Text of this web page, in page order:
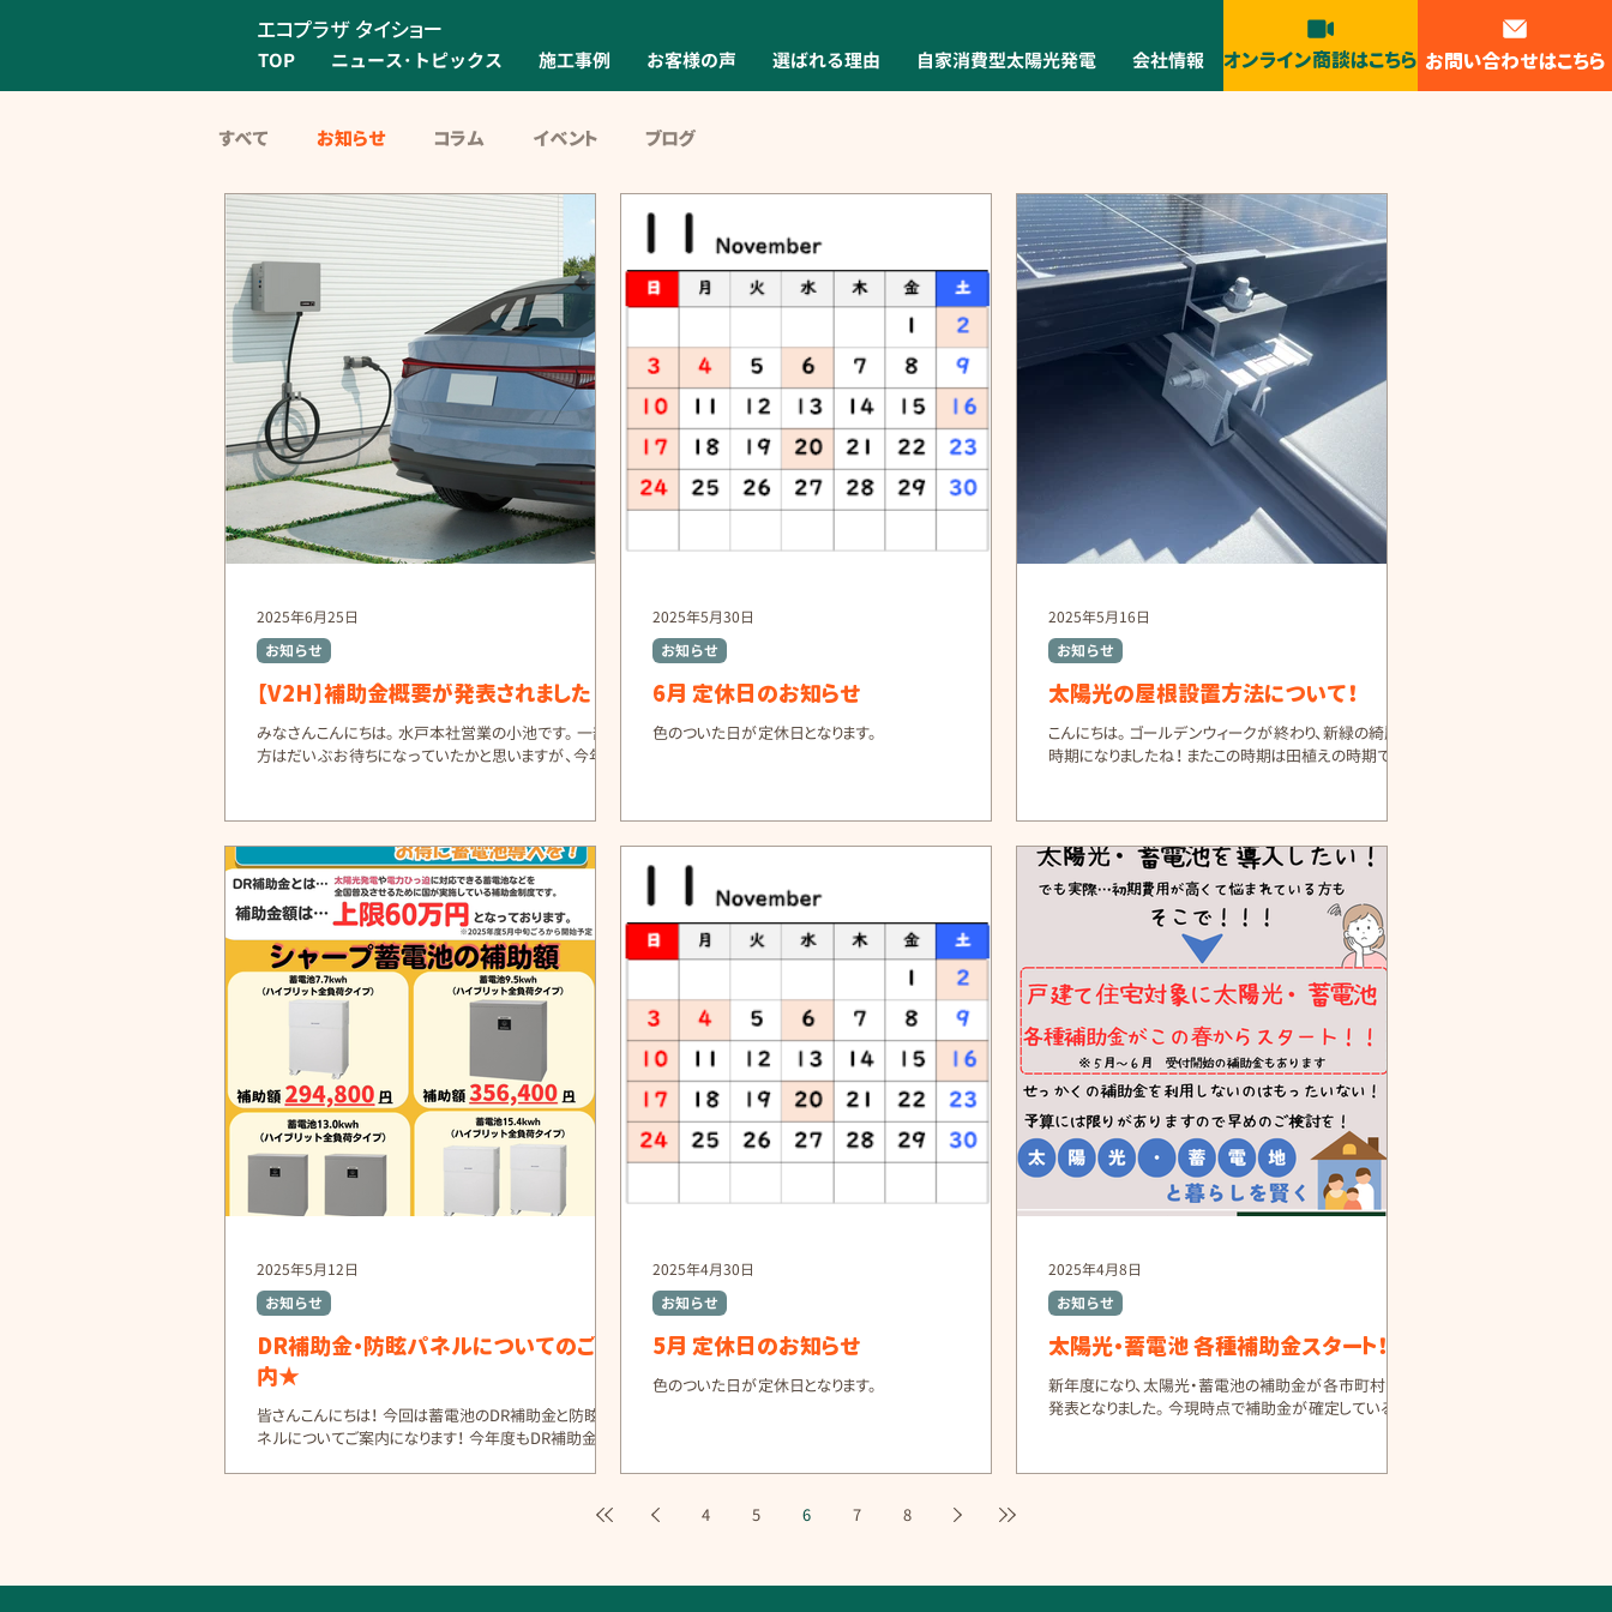
エコプラザ タイショー
TOP ニュース･トピックス 施工事例 お客様の声 選ばれる理由 自家消費型太陽光発電 会社情報 オンライン商談はこちら お問い合わせはこちら
すべて お知らせ コラム イベント ブログ
【V2H】補助金概要が発表されました
みなさんこんにちは。 水戸本社営業の小池です。 一部の
方はだいぶお待ちになっていたかと思いますが、今年の
上記の通りなのですが、要約すると下記の通りとなりま
す。...
お知らせ
2025年6月25日
6月 定休日のお知らせ
色のついた日が定休日となります。
お知らせ
2025年5月30日
太陽光の屋根設置方法について！
こんにちは。 ゴールデンウィークが終わり、新緑の綺麗な
時期になりましたね！ またこの時期は田植えの時期でも
す。 いろいろな設置方法がありますが、その中の一つで
「つかみ金具工...
お知らせ
2025年5月16日
DR補助金・防眩パネルについてのご案
内★
皆さんこんにちは！ 今回は蓄電池のDR補助金と防眩パ
ネルについてご案内になります！ 今年度もDR補助金が
お知らせ
2025年5月12日
5月 定休日のお知らせ
色のついた日が定休日となります。
お知らせ
2025年4月30日
太陽光・蓄電池 各種補助金スタート！
新年度になり、太陽光・蓄電池の補助金が各市町村から
発表となりました。 今現時点で補助金が確定している一
万円 V2H 10万円 日立市：...
お知らせ
2025年4月8日
4 5 6 7 8